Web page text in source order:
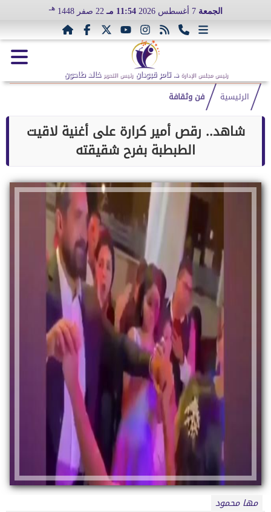
الجمعة 7 أغسطس 2026 11:54 مـ 22 صفر 1448 هـ
رئيس مجلس الإدارة د. تامر قبودان رئيس التحرير خالد طاحون
الرئيسية فن وثقافة
شاهد.. رقص أمير كرارة على أغنية لاقيت
الطبطبة بفرح شقيقته
مها محمود